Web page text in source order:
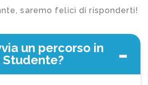
saremo felici di risponderti!
un percorso in